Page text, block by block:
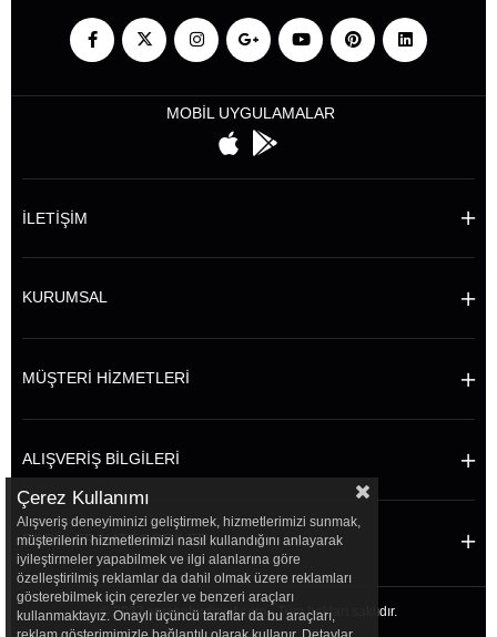
MOBİL UYGULAMALAR
İLETİŞİM
KURUMSAL
MÜŞTERİ HİZMETLERİ
ALIŞVERİŞ BİLGİLERİ
POPÜLER KATEGORİLER
© 2022 sersanhirdavat.com - Tüm hakları saklıdır.
Çerez Kullanımı
Alışveriş deneyiminizi geliştirmek, hizmetlerimizi sunmak,
müşterilerin hizmetlerimizi nasıl kullandığını anlayarak
iyileştirmeler yapabilmek ve ilgi alanlarına göre
özelleştirilmiş reklamlar da dahil olmak üzere reklamları
gösterebilmek için çerezler ve benzeri araçları
kullanmaktayız. Onaylı üçüncü taraflar da bu araçları,